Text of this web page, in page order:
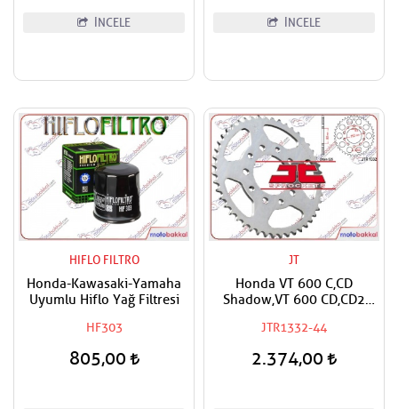
İNCELE İNCELE
HIFLO FILTRO
Honda-Kawasaki-Yamaha
Uyumlu Hiflo Yağ Filtresi
HF303
805,00
JT
Honda VT 600 C,CD
Shadow,VT 600 CD,CD2
Arka Dişli
JTR1332-44
2.374,00